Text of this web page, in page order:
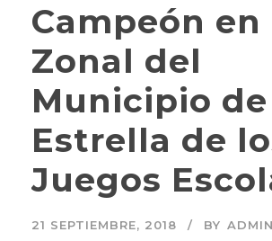
Campeón en
Zonal del
Municipio de
Estrella de
Juegos
21 SEPTIEMBRE, 2018 BY ADMIN